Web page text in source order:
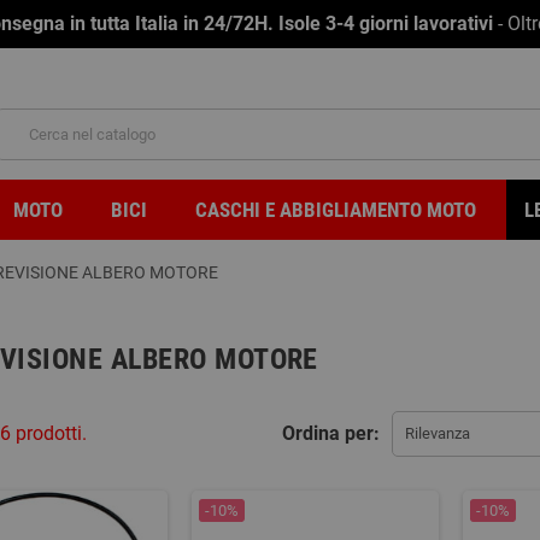
in tutta Italia in 24/72H. Isole 3-4 giorni lavorativi -
MOTO BICI CASCHI E ABBIGLIAMENTO MOTO
ALBERO MOTORE
ALBERO MOTORE
Ordina per: Rilevanza
prodotti.
-10% -10%